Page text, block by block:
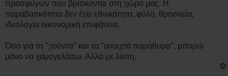
η
προσφύγων που βρίσκονται στη χώρα μας. Η
παραβατικότητα δεν έχει εθνικότητα, φύλο, θρησκεία,
ιδεολογία οικονομική επιφάνεια.
Όσο για τη "χούντα" και τα "ανοιχτά παράθυρα", μπορώ
μόνο να χαμογελάσω. Αλλά με λύπη.